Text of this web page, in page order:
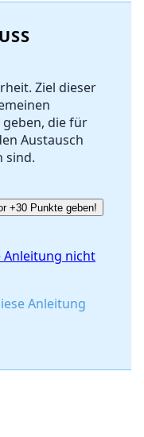
Kommentieren
Ziel dieser
die für
Austausch
sind.
+30 Punkte geben!
Anleitung nicht
Anleitung